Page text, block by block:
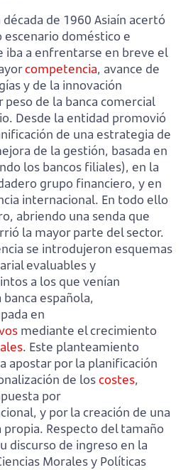
de 1960 Asiaín acertó
escenario doméstico e
iba a enfrentarse en breve el
competencia, avance de
y de la innovación
de la banca comercial
Desde la entidad promovió
de una estrategia de
de la gestión, basada en
los bancos filiales), en la
grupo financiero, y en
internacional. En todo ello
abriendo una senda que
la mayor parte del sector.
se introdujeron esquemas
evaluables y
a los que venían
española,
en
mediante el crecimiento
. Este planteamiento
apostar por la planificación
de loscostes,
por
y por la creación de una
Respecto del tamaño
discurso de ingreso en la
Morales y Políticas